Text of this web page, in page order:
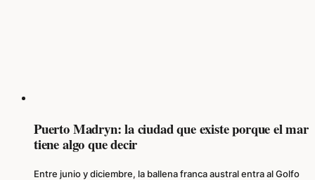
Puerto Madryn: la ciudad que existe porque el mar
tiene algo que decir
Entre junio y diciembre, la ballena franca austral entra al Golfo